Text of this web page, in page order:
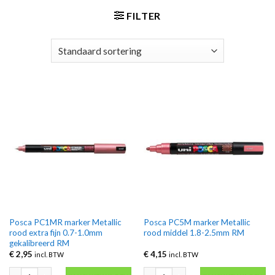
FILTER
Posca PC1MR marker Metallic
rood extra fijn 0.7-1.0mm
gekalibreerd RM
€2,95 incl. BTW
Posca PC1MR marker Metallic rood extra fijn 0.7-1.0mm gekalibreerd RM
Posca PC5M marker Metallic
rood middel 1.8-2.5mm RM
€4,15 incl. BTW
Posca PC5M marker Metallic rood